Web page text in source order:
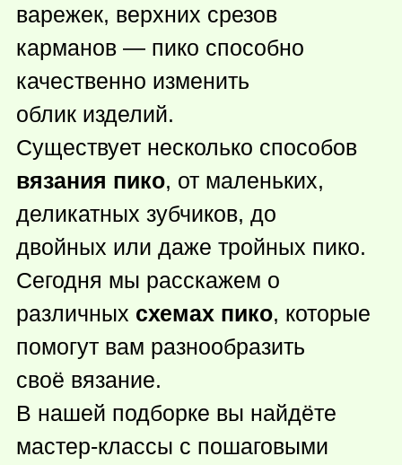
варежек, верхних срезов
карманов — пико способно
качественно изменить
облик изделий.
Существует несколько способов
вязания пико, от маленьких,
деликатных зубчиков, до
двойных или даже тройных пико.
Сегодня мы расскажем о
различных схемах пико, которые
помогут вам разнообразить
своё вязание.
В нашей подборке вы найдёте
мастер-классы с пошаговыми